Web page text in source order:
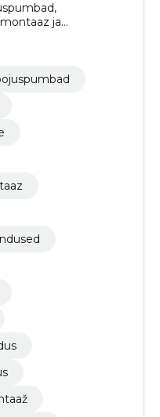
ja
kasutatud seadme
kütmise ja
hooldus,